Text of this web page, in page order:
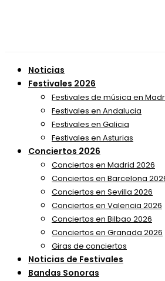
Noticias
Festivales 2026
Festivales de música en
Festivales en Andalucia
Festivales en Galicia
Festivales en Asturias
Conciertos 2026
Conciertos en Madrid 2026
Conciertos en Barcelona
Conciertos en Sevilla 2026
Conciertos en Valencia 2026
Conciertos en Bilbao 2026
Conciertos en Granada 2026
Giras de conciertos
Noticias de Festivales
Bandas Sonoras